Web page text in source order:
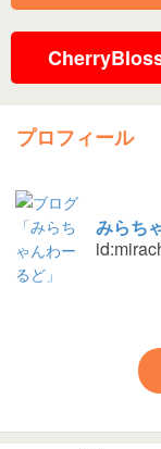
プロフィール
みらち